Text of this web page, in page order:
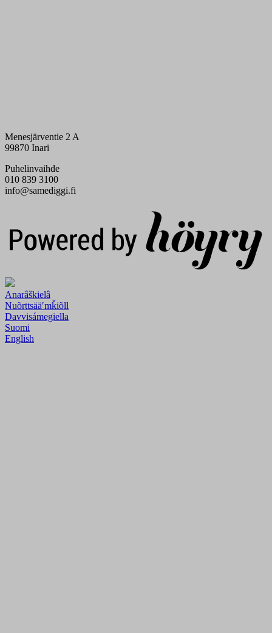
Menesjärventie 2 A
99870 Inari
Puhelinvaihde
010 839 3100
info@samediggi.fi
Anarâškielâ
Nuõrttsääʹmǩiõll
Davvisámegiella
Suomi
English